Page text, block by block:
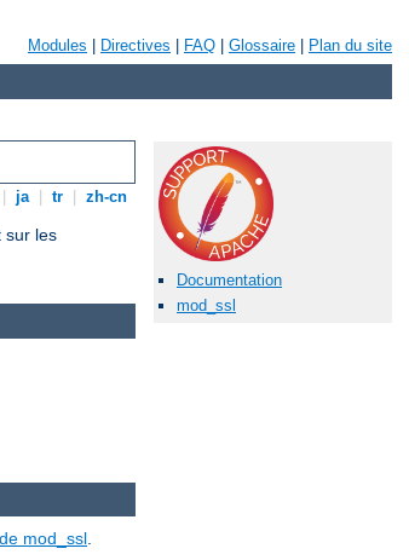
Modules Directives FAQ Glossaire Plan du site
ja tr zh-cn
sur les
Documentation
mod_ssl
mod_ssl